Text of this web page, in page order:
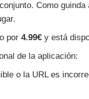
Como
por 4.99€ y está
de la aplicación:
o la URL es